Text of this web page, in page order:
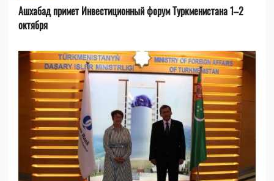
Ашхабад примет Инвестиционный форум Туркменистана 1–2
октября